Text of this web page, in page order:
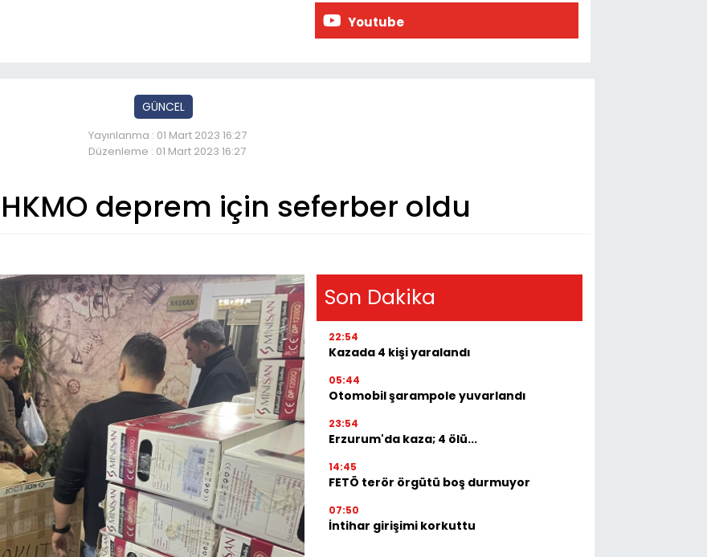
Youtube
GÜNCEL
Yayınlanma : 01 Mart 2023 16:27
Düzenleme : 01 Mart 2023 16:27
deprem için seferber oldu
Son Dakika
22:54
Kazada 4 kişi yaralandı
05:44
Otomobil şarampole yuvarlandı
23:54
Erzurum'da kaza; 4 ölü...
14:45
FETÖ terör örgütü boş durmuyor
07:50
İntihar girişimi korkuttu